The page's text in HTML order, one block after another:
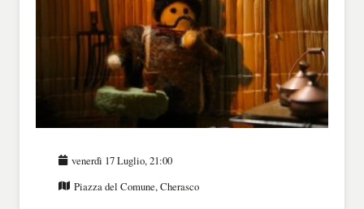
venerdì 17 Luglio, 21:00
Piazza del Comune, Cherasco